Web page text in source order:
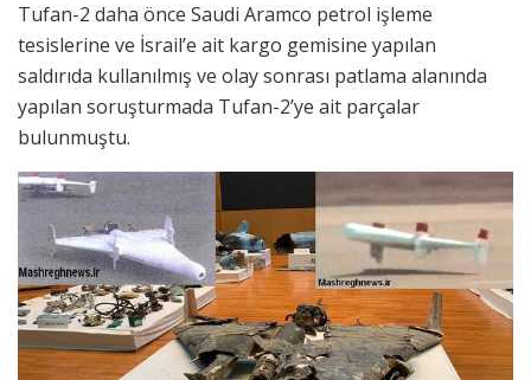
Tufan-2 daha önce Saudi Aramco petrol işleme
tesislerine ve İsrail’e ait kargo gemisine yapılan
saldırıda kullanılmış ve olay sonrası patlama alanında
yapılan soruşturmada Tufan-2’ye ait parçalar
bulunmuştu.